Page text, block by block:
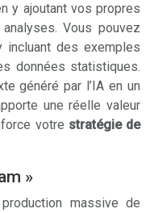
y ajoutant vos propres
Vous pouvez
incluant des exemples
données statistiques.
généré par l’IA en un
une réelle valeur
votre stratégie de
»
massive de